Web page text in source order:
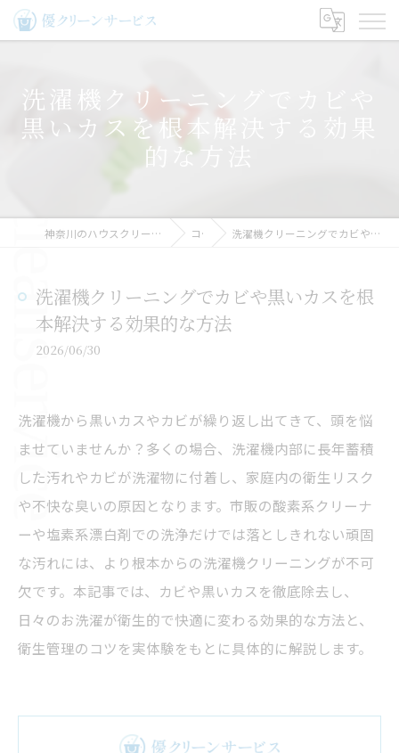
洗濯機クリーニングでカビや
黒いカスを根本解決する効果
的な方法
神奈川のハウスクリーニングなら優クリーンサービス コラム 洗濯機クリーニングでカビや黒いカスを根本解決する効果的な方法
洗濯機クリーニングでカビや黒いカスを根
本解決する効果的な方法
2026/06/30
洗濯機から黒いカスやカビが繰り返し出てきて、頭を悩
ませていませんか？多くの場合、洗濯機内部に長年蓄積
した汚れやカビが洗濯物に付着し、家庭内の衛生リスク
や不快な臭いの原因となります。市販の酸素系クリーナ
ーや塩素系漂白剤での洗浄だけでは落としきれない頑固
な汚れには、より根本からの洗濯機クリーニングが不可
欠です。本記事では、カビや黒いカスを徹底除去し、
日々のお洗濯が衛生的で快適に変わる効果的な方法と、
衛生管理のコツを実体験をもとに具体的に解説します。